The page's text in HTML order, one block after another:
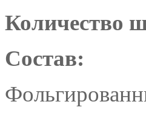
Количество
Состав: